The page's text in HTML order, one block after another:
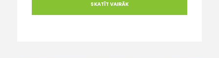
SKATĪT VAIRĀK